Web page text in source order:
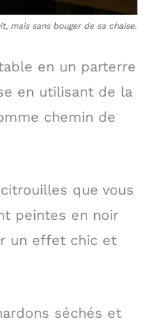
mais sans bouger de sa chaise.
en un parterre
en utilisant de la
chemin de
que vous
peintes en noir
un effet chic et
séchés et